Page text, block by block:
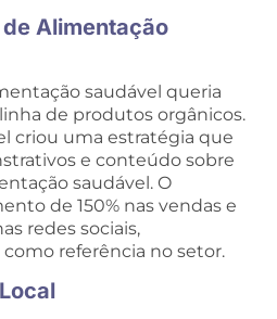
Alimentação
saudável queria
de produtos orgânicos.
criou uma estratégia que
e conteúdo sobre
saudável. O
de 150% nas vendas e
redes sociais,
referência no setor.